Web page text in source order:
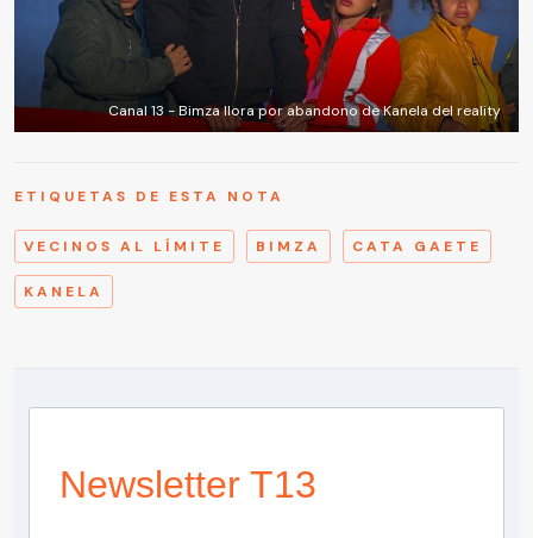
Canal 13 - Bimza llora por abandono de Kanela del reality
ETIQUETAS DE ESTA NOTA
VECINOS AL LÍMITE BIMZA CATA GAETE
KANELA
Newsletter T13